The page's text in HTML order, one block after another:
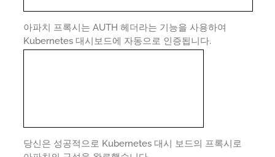
아파치 프록시는 AUTH 헤더라는 기능을 사용하여
Kubernetes 대시보드에 자동으로 인증됩니다.
당신은 성공적으로 Kubernetes 대시 보드의 프록시로